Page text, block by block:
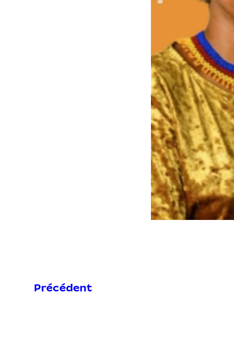
Précédent